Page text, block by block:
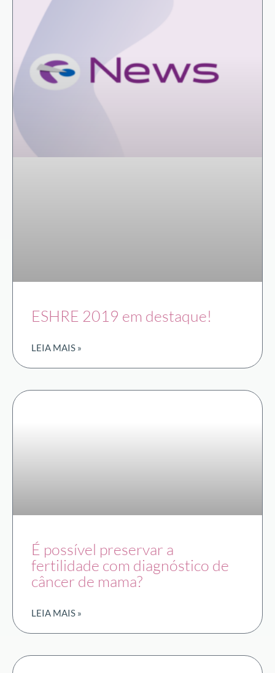
ESHRE 2019 em destaque!
LEIA MAIS »
É possível preservar a
fertilidade com diagnóstico de
câncer de mama?
LEIA MAIS »